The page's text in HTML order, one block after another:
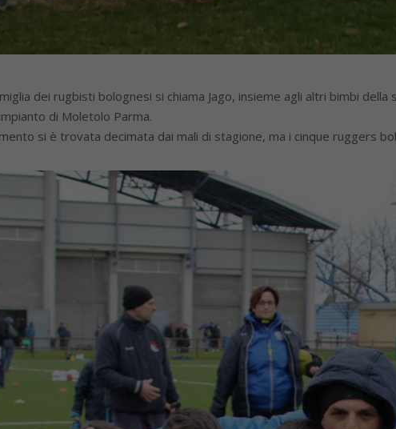
dei rugbisti bolognesi si chiama Jago, insieme agli altri bimbi
di Moletolo Parma.
si è trovata decimata dai mali di stagione, ma i cinque ruggers